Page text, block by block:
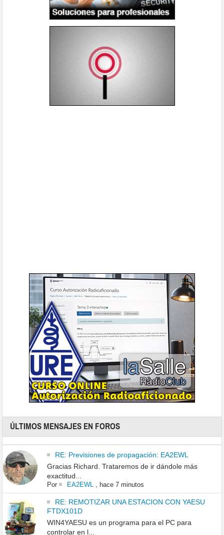
ÚLTIMOS MENSAJES EN FOROS
RE: Previsiones de propagación: EA2EWL
Gracias Richard. Trataremos de ir dándole más
exactitud...
Por EA2EWL hace 7 minutos
RE: REMOTIZAR UNA ESTACION CON YAESU
FTDX101D
WIN4YAESU es un programa para el PC para
controlar en l...